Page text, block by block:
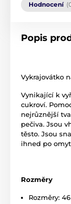
Hodnocení
Popis
Vykrajovátko
Vynikající k
cukroví.
nejrůznější
pečiva. Jsou
těsto. Jsou
ihned po
Rozměry
Rozměry: